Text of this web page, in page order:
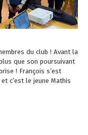
du club ! Avant la
que son poursuivant
! François s’est
c’est le jeune Mathis